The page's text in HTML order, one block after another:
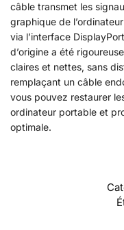
câble transmet les
graphique de
via l’interface
d’origine a été
claires et nettes, sans
remplaçant un câble
vous pouvez restaurer
ordinateur portable et
optimale.